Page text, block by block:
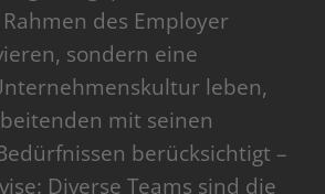
des Employer
sondern eine
leben,
mit seinen
berücksichtigt –
Diverse Teams sind die